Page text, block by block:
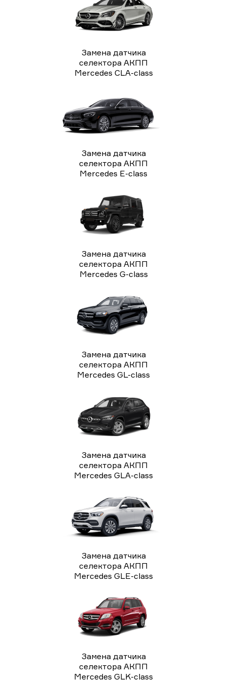
Замена датчика
селектора АКПП
Mercedes CLA-class
Замена датчика
селектора АКПП
Mercedes E-class
Замена датчика
селектора АКПП
Mercedes G-class
Замена датчика
селектора АКПП
Mercedes GL-class
Замена датчика
селектора АКПП
Mercedes GLA-class
Замена датчика
селектора АКПП
Mercedes GLE-class
Замена датчика
селектора АКПП
Mercedes GLK-class